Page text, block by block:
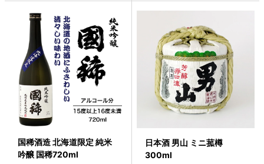
国稀酒造 北海道限定 純米
吟醸 国稀720ml
日本酒 男山 ミニ菰樽
300ml